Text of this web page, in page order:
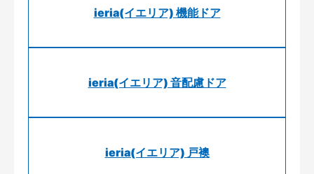
ieria(イエリア) 機能ドア
ieria(イエリア) 音配慮ドア
ieria(イエリア) 戸襖